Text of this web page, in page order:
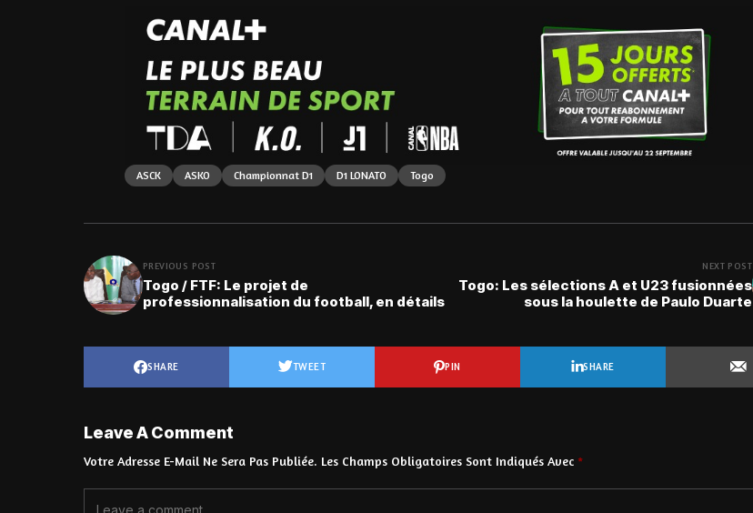
ASCK ASKO Championnat D1 D1 LONATO Togo
PREVIOUS POST
Togo / FTF: Le projet de
professionnalisation du football, en détails
NEXT POST
Togo: Les sélections A et U23 fusionnées
sous la houlette de Paulo Duarte
SHARE TWEET PIN SHARE
Leave A Comment
Votre Adresse E-Mail Ne Sera Pas Publiée. Les Champs Obligatoires Sont Indiqués Avec *